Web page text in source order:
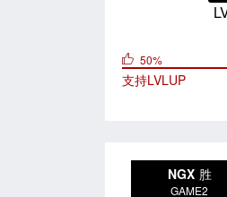
50%
支持LVLUP
NGX 胜
GAME2